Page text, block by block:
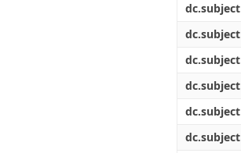
dc.subject
dc.subject
dc.subject
dc.subject
dc.subject
dc.subject